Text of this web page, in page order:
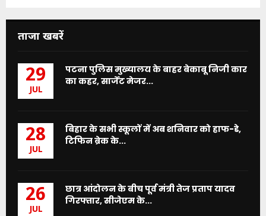
ताजा खबरें
29
JUL
पटना पुलिस मुख्यालय के बाहर बेकाबू निजी कार
का कहर, सार्जेंट मेजर...
28
JUL
बिहार के सभी स्कूलों में अब शनिवार को हाफ-डे,
टिफिन ब्रेक के...
26
JUL
छात्र आंदोलन के बीच पूर्व मंत्री तेज प्रताप यादव
गिरफ्तार, सीजेएम के...